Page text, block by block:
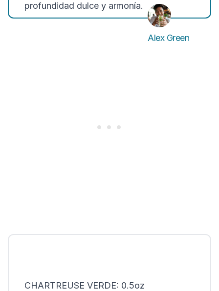
profundidad dulce y armonía.
Alex Green
CHARTREUSE VERDE: 0.5oz